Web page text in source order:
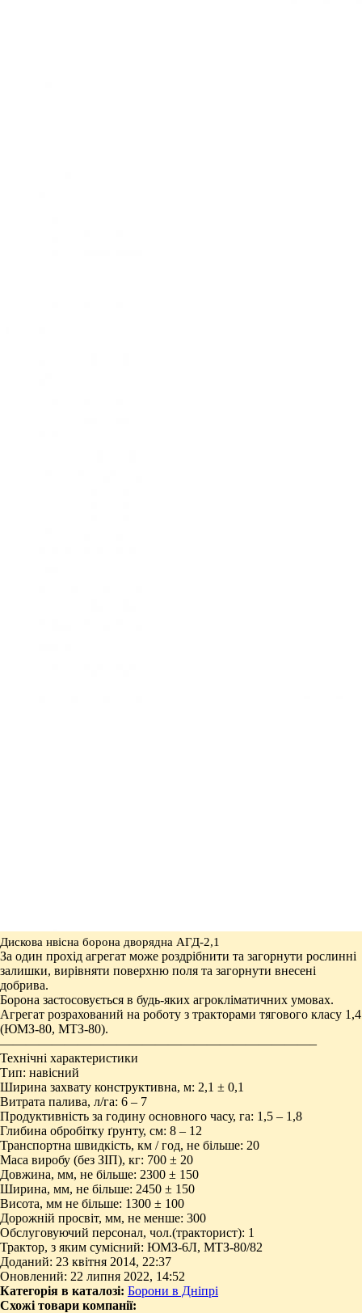
Дискова нвісна борона дворядна АГД-2,1
За один прохід агрегат може роздрібнити та загорнути рослинні
залишки, вирівняти поверхню поля та загорнути внесені
добрива.
Борона застосовується в будь-яких агрокліматичних умовах.
Агрегат розрахований на роботу з тракторами тягового класу 1,4
(ЮМЗ-80, МТЗ-80).
————————————————————————–
Технічні характеристики
Тип: навісний
Ширина захвату конструктивна, м: 2,1 ± 0,1
Витрата палива, л/га: 6 – 7
Продуктивність за годину основного часу, га: 1,5 – 1,8
Глибина обробітку ґрунту, см: 8 – 12
Транспортна швидкість, км / год, не більше: 20
Маса виробу (без ЗІП), кг: 700 ± 20
Довжина, мм, не більше: 2300 ± 150
Ширина, мм, не більше: 2450 ± 150
Висота, мм не більше: 1300 ± 100
Дорожній просвіт, мм, не менше: 300
Обслуговуючий персонал, чол.(тракторист): 1
Трактор, з яким сумісний: ЮМЗ-6Л, МТЗ-80/82
Доданий: 23 квітня 2014, 22:37
Оновлений: 22 липня 2022, 14:52
Категорія в каталозі: Борони в Дніпрі
Схожі товари компанії: